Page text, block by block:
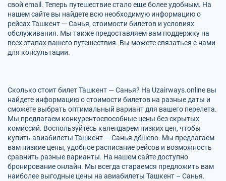
свой email. Теперь путешествие стало еще более удобным. На
нашем сайте вы найдете всю необходимую информацию о
рейсах Ташкент — Санья, стоимости билетов и условиях
обслуживания. Мы также предоставляем вам поддержку на
всех этапах вашего путешествия. Вы можете связаться с нами
для консультации.
Сколько стоит билет Ташкент — Санья? На Uzairways.online вы
найдете информацию о стоимости билетов на разные даты и
сможете выбрать оптимальный вариант для вашего перелета.
Мы предлагаем конкурентоспособные цены без скрытых
комиссий. Воспользуйтесь календарем низких цен, чтобы
купить авиабилеты Ташкент — Санья дёшево. Мы предлагаем
вам низкие цены, удобное расписание рейсов и возможность
сравнить разные варианты. На нашем сайте доступно
бронирование онлайн. Мы всегда стараемся предложить вам
наиболее выгодные цены на авиабилеты Ташкент – Санья.